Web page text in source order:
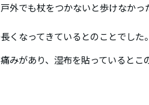
外でも杖をつかないと歩けなか
くなってきているとのことでした。
みがあり、湿布を貼っているとこ